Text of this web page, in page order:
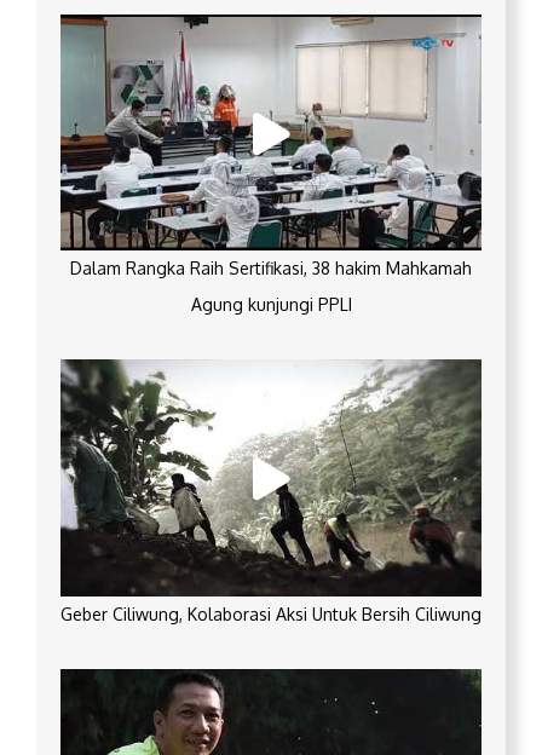
Dalam Rangka Raih Sertifikasi, 38 hakim Mahkamah
Agung kunjungi PPLI
Geber Ciliwung, Kolaborasi Aksi Untuk Bersih Ciliwung